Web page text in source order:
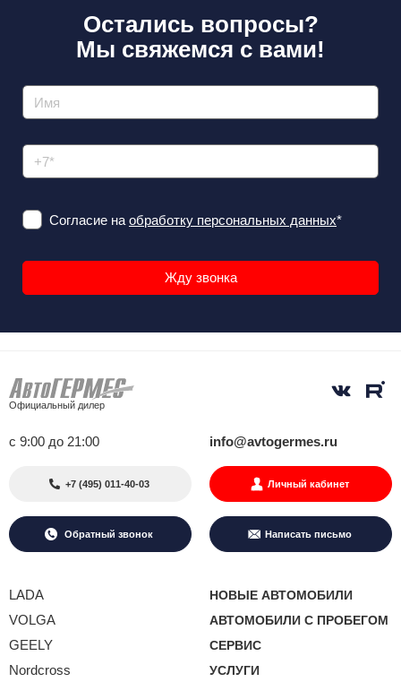
Остались вопросы?
Мы свяжемся с вами!
Согласие на обработку персональных данных*
Официальный дилер
с 9:00 до 21:00 info@avtogermes.ru
+7 (495) 011-40-03 Личный кабинет
Обратный звонок Написать письмо
LADA
VOLGA
GEELY
Nordcross
НОВЫЕ АВТОМОБИЛИ
АВТОМОБИЛИ С ПРОБЕГОМ
СЕРВИС
УСЛУГИ